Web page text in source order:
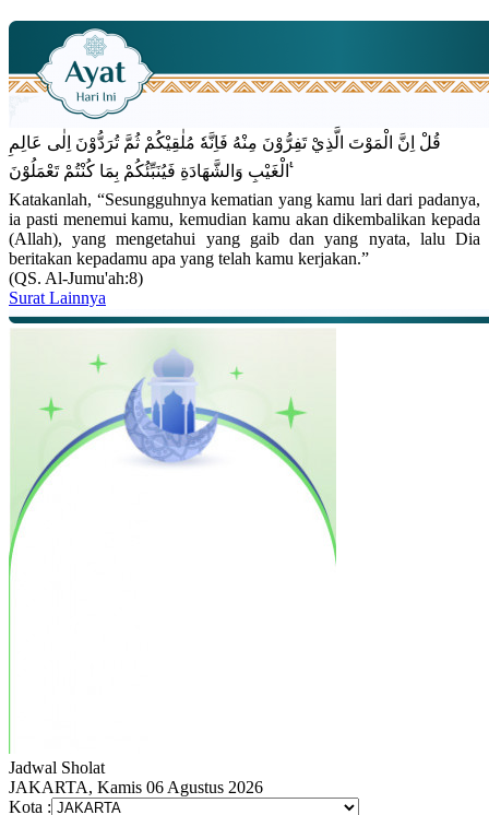
قُلْ اِنَّ الْمَوْتَ الَّذِيْ تَفِرُّوْنَ مِنْهُ فَاِنَّهٗ مُلٰقِيْكُمْ ثُمَّ تُرَدُّوْنَ اِلٰى عَالِمِ
الْغَيْبِ وَالشَّهَادَةِ فَيُنَبِّئُكُمْ بِمَا كُنْتُمْ تَعْمَلُوْنَ ࣖ
Katakanlah, “Sesungguhnya kematian yang kamu lari dari padanya,
ia pasti menemui kamu, kemudian kamu akan dikembalikan kepada
(Allah), yang mengetahui yang gaib dan yang nyata, lalu Dia
beritakan kepadamu apa yang telah kamu kerjakan.”
(QS. Al-Jumu'ah:8)
Surat Lainnya
Jadwal Sholat
JAKARTA, Kamis 06 Agustus 2026
Kota :